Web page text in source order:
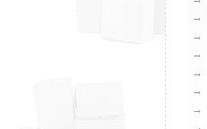
→
→
→
→
→
→